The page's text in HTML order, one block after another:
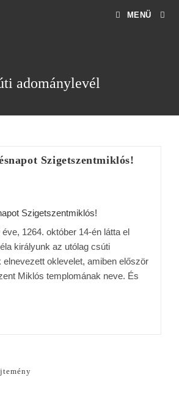
MENÜ
adománylevél
Szigetszentmiklós!
1264. október 14-én látta el
királyunk az utólag csúti
elnevezett oklevelet, amiben először
Miklós templomának neve. És